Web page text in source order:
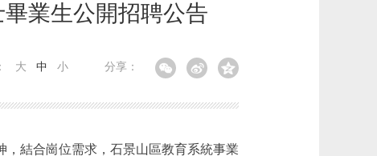
業生公開招聘公告
分享：
大 中 小
結合崗位需求，石景山區教育系統事業